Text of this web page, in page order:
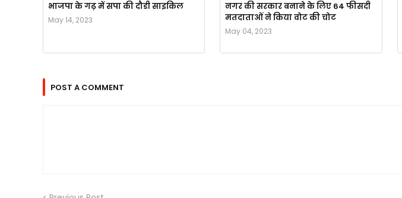
भाजपा के गढ़ में सपा की दौडी साइकिल
May 14, 2023
नगर की सरकार बनाने के लिए 64 फीसदी
मतदाताओं ने किया वोट की चोट
May 04, 2023
POST A COMMENT